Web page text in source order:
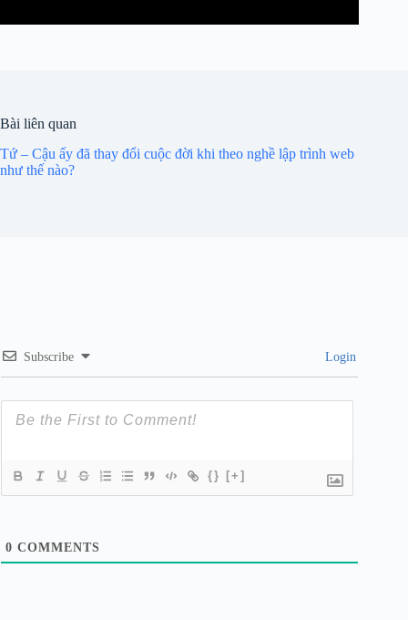
Bài liên quan
Tứ – Cậu ấy đã thay đổi cuộc đời khi theo nghề lập trình web
như thế nào?
Subscribe Login
{} [+]
0 COMMENTS